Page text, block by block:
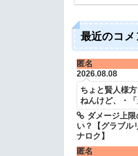
最近のコメ
匿名
2026.08.08
ちょと賢人様
ねんけど、・
ダメージ上
い？【グラブル
ナロク】
匿名